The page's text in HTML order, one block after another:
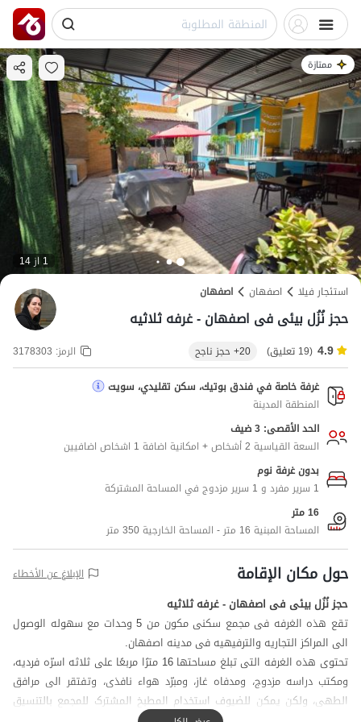
ممتازة
1 از 14
استئجار فيلا
اصفهان اصفهان
حجز نُزُل بیئی فی اصفهان - غرفه ثلاثیه
4.9 (19 تعليق) 20+ حجز ناجح الرمز: 3178303
غرفة خاصة في فندق بوتيك، سكن تقليدي، سويت
المنطقة المدينة
الحد الأقصى: 3 ضيف
السعة القياسية 2 أشخاص + امكانية اضافة 1 اشخاص اضافيين
بدون غرفة نوم
1 سرير مفرد و 1 سرير مزدوج في المساحة المشتركة
16 متر
المساحة المبنية 16 متر - المساحة الخارجية 350 متر
حول مكان الإقامة الإبلاغ عن الأخطاء
حجز نُزُل بیئی فی اصفهان - غرفه ثلاثیه
تقع هذه الغرفه فی مجمع سکنی مکون من 5 وحدات مع سهوله الوصول
الی المراکز التجاریه والترفیهیه فی مدینه اصفهان.
تحتوی هذه الغرفه التی تبلغ مساحتها 16 مترًا مربعًا علی ثلاثه اسرّه فردیه،
ومکتب دراسه مزدوج، ومدفاه غاز، ومبرّد هواء نافذی، وتفتقر الی مرافق
الطهی، ولکن یمکن للضیوف استخدام المطبخ المشترک للمجمع بالتنسیق